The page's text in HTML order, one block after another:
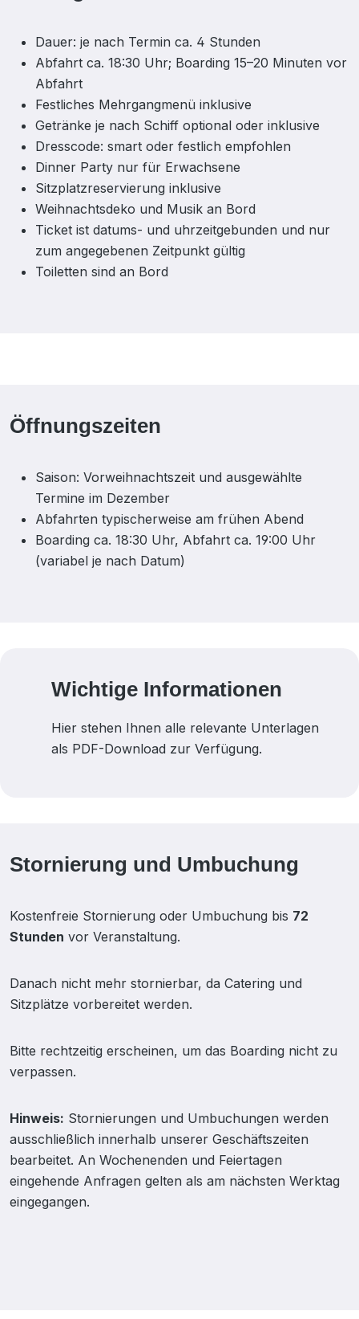
Dauer: je nach Termin ca. 4 Stunden
Abfahrt ca. 18:30 Uhr; Boarding 15–20 Minuten vor
Abfahrt
Festliches Mehrgangmenü inklusive
Getränke je nach Schiff optional oder inklusive
Dresscode: smart oder festlich empfohlen
Dinner Party nur für Erwachsene
Sitzplatzreservierung inklusive
Weihnachtsdeko und Musik an Bord
Ticket ist datums- und uhrzeitgebunden und nur
zum angegebenen Zeitpunkt gültig
Toiletten sind an Bord
Öffnungszeiten
Saison: Vorweihnachtszeit und ausgewählte
Termine im Dezember
Abfahrten typischerweise am frühen Abend
Boarding ca. 18:30 Uhr, Abfahrt ca. 19:00 Uhr
(variabel je nach Datum)
Wichtige Informationen
Hier stehen Ihnen alle relevante Unterlagen
als PDF-Download zur Verfügung.
Stornierung und Umbuchung
Kostenfreie Stornierung oder Umbuchung bis 72
Stunden vor Veranstaltung.
Danach nicht mehr stornierbar, da Catering und
Sitzplätze vorbereitet werden.
Bitte rechtzeitig erscheinen, um das Boarding nicht zu
verpassen.
Hinweis: Stornierungen und Umbuchungen werden
ausschließlich innerhalb unserer Geschäftszeiten
bearbeitet. An Wochenenden und Feiertagen
eingehende Anfragen gelten als am nächsten Werktag
eingegangen.